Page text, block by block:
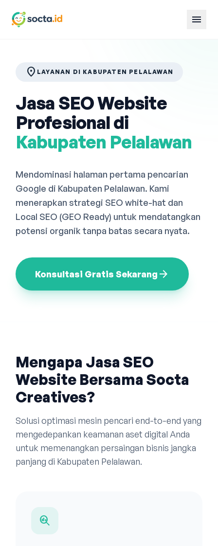
menu
Bahasa Indonesia English 中文
location_on LAYANAN DI KABUPATEN PELALAWAN
Jasa SEO Website
Profesional di
Kabupaten Pelalawan
Mendominasi halaman pertama pencarian
Google di Kabupaten Pelalawan. Kami
menerapkan strategi SEO white-hat dan
Local SEO (GEO Ready) untuk mendatangkan
potensi organik tanpa batas secara nyata.
Konsultasi Gratis Sekarang arrow_forward
Mengapa Jasa SEO
Website Bersama Socta
Creatives?
Solusi optimasi mesin pencari end-to-end yang
mengedepankan keamanan aset digital Anda
untuk memenangkan persaingan bisnis jangka
panjang di Kabupaten Pelalawan.
search_insights